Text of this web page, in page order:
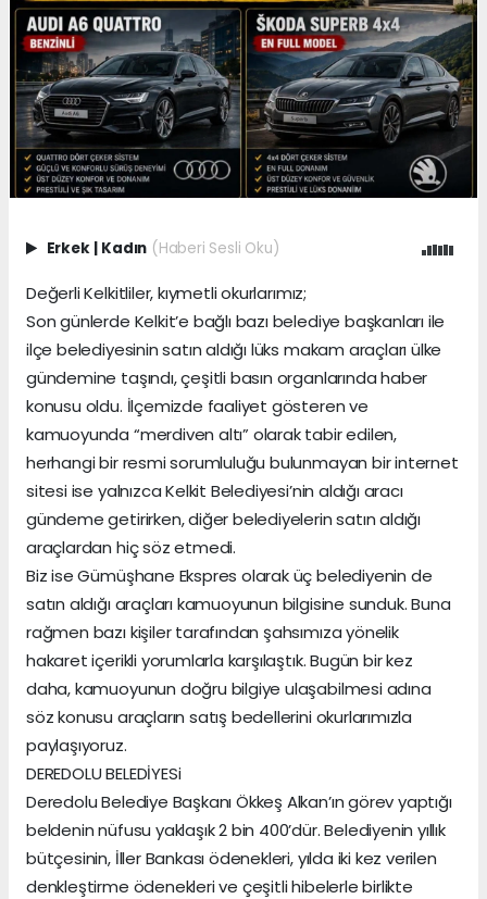
Erkek | Kadın (Haberi Sesli Oku)
Değerli Kelkitliler, kıymetli okurlarımız;
Son günlerde Kelkit’e bağlı bazı belediye başkanları ile
ilçe belediyesinin satın aldığı lüks makam araçları ülke
gündemine taşındı, çeşitli basın organlarında haber
konusu oldu. İlçemizde faaliyet gösteren ve
kamuoyunda “merdiven altı” olarak tabir edilen,
herhangi bir resmi sorumluluğu bulunmayan bir internet
sitesi ise yalnızca Kelkit Belediyesi’nin aldığı aracı
gündeme getirirken, diğer belediyelerin satın aldığı
araçlardan hiç söz etmedi.
Biz ise Gümüşhane Ekspres olarak üç belediyenin de
satın aldığı araçları kamuoyunun bilgisine sunduk. Buna
rağmen bazı kişiler tarafından şahsımıza yönelik
hakaret içerikli yorumlarla karşılaştık. Bugün bir kez
daha, kamuoyunun doğru bilgiye ulaşabilmesi adına
söz konusu araçların satış bedellerini okurlarımızla
paylaşıyoruz.
DEREDOLU BELEDİYESi
Deredolu Belediye Başkanı Ökkeş Alkan’ın görev yaptığı
beldenin nüfusu yaklaşık 2 bin 400’dür. Belediyenin yıllık
bütçesinin, İller Bankası ödenekleri, yılda iki kez verilen
denkleştirme ödenekleri ve çeşitli hibelerle birlikte